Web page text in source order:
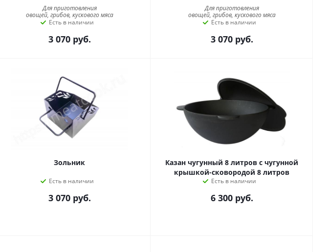
Для приготовления
овощей, грибов, кускового мяса
Есть в наличии
3 070руб.
Для приготовления
овощей, грибов, кускового мяса
Есть в наличии
3 070руб.
Зольник
Есть в наличии
3 070руб.
Казан чугунный 8 литров с чугунной
крышкой-сковородой 8 литров
Есть в наличии
6 300руб.